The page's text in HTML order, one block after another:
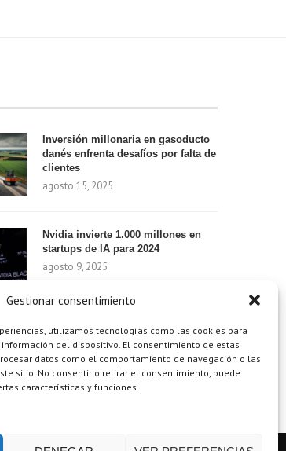
Gestionar consentimiento
utilizamos tecnologías como las cookies para
del dispositivo. El consentimiento de estas
datos como el comportamiento de navegación o las
sitio. No consentir o retirar el consentimiento, puede
características y funciones.
Inversión millonaria en gasoducto
danés enfrenta desafíos por falta de
clientes
agosto 15, 2025
Nvidia invierte 1.000 millones en
startups de IA para 2024
agosto 9, 2025
¿Cómo el Método de Tres Sillas de
Walt Disney Puede Transformar Tu
Productividad?
agosto 9, 2025